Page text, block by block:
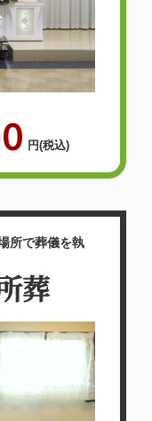
員に入ってい
屋さんの会員
もらえるんで
番的に私で
んのお花にし
でいました。
く良く
しに満
円(税込)
所で葬儀を執
葬